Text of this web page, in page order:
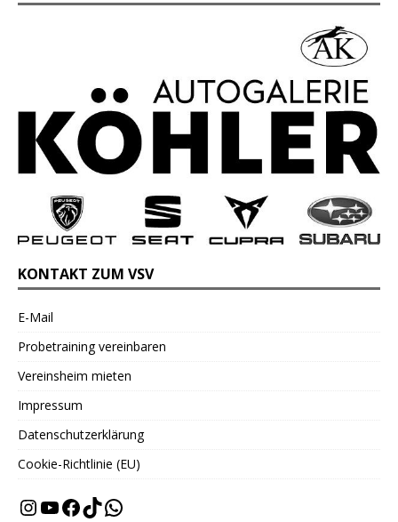
KONTAKT ZUM VSV
E-Mail
Probetraining vereinbaren
Vereinsheim mieten
Impressum
Datenschutzerklärung
Cookie-Richtlinie (EU)